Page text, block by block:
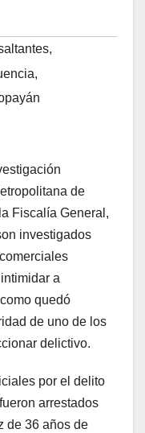
,
,
de
Fiscalía General,
investigados
a
quedó
de uno de los
delictivo.
por el delito
arrestados
de 36 años de